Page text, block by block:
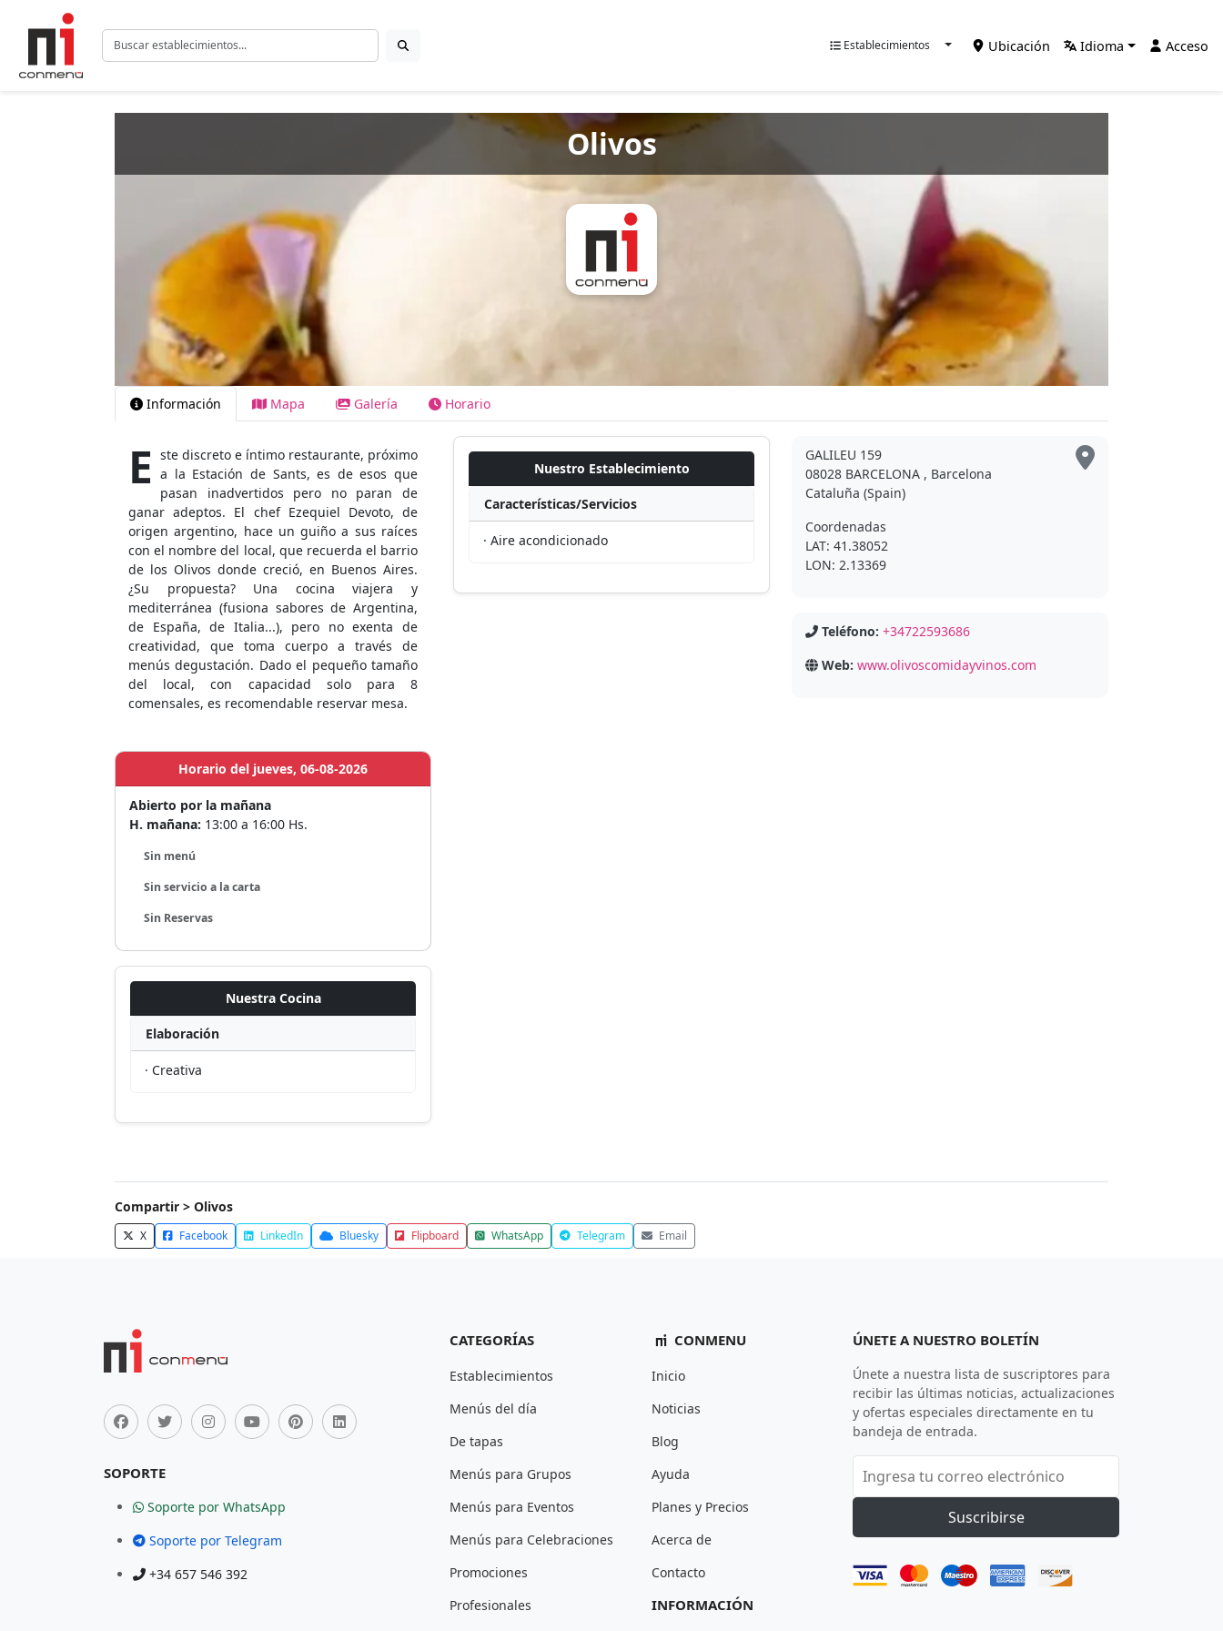
Establecimientos Ubicación Idioma Acceso
Olivos
Información Mapa Galería Horario
E ste discreto e íntimo restaurante, próximo
a la Estación de Sants, es de esos que
pasan inadvertidos pero no paran de
ganar adeptos. El chef Ezequiel Devoto, de
origen argentino, hace un guiño a sus raíces
con el nombre del local, que recuerda el barrio
de los Olivos donde creció, en Buenos Aires.
¿Su propuesta? Una cocina viajera y
mediterránea (fusiona sabores de Argentina,
de España, de Italia...), pero no exenta de
creatividad, que toma cuerpo a través de
menús degustación. Dado el pequeño tamaño
del local, con capacidad solo para 8
comensales, es recomendable reservar mesa.
Horario del jueves, 06-08-2026
Abierto por la mañana
H. mañana: 13:00 a 16:00 Hs.
Sin menú
Sin servicio a la carta
Sin Reservas
Nuestra Cocina
Elaboración
· Creativa
Nuestro Establecimiento
Características/Servicios
· Aire acondicionado
GALILEU 159
08028 BARCELONA , Barcelona
Cataluña (Spain)
Coordenadas
LAT: 41.38052
LON: 2.13369
Teléfono: +34722593686
Web: www.olivoscomidayvinos.com
Compartir > Olivos
X Facebook LinkedIn Bluesky Flipboard WhatsApp Telegram Email
SOPORTE
Soporte por WhatsApp
Soporte por Telegram
+34 657 546 392
CATEGORÍAS
Establecimientos
Menús del día
De tapas
Menús para Grupos
Menús para Eventos
Menús para Celebraciones
Promociones
Profesionales
CONMENU
Inicio
Noticias
Blog
Ayuda
Planes y Precios
Acerca de
Contacto
INFORMACIÓN
ÚNETE A NUESTRO BOLETÍN
Únete a nuestra lista de suscriptores para
recibir las últimas noticias, actualizaciones
y ofertas especiales directamente en tu
bandeja de entrada.
Suscribirse